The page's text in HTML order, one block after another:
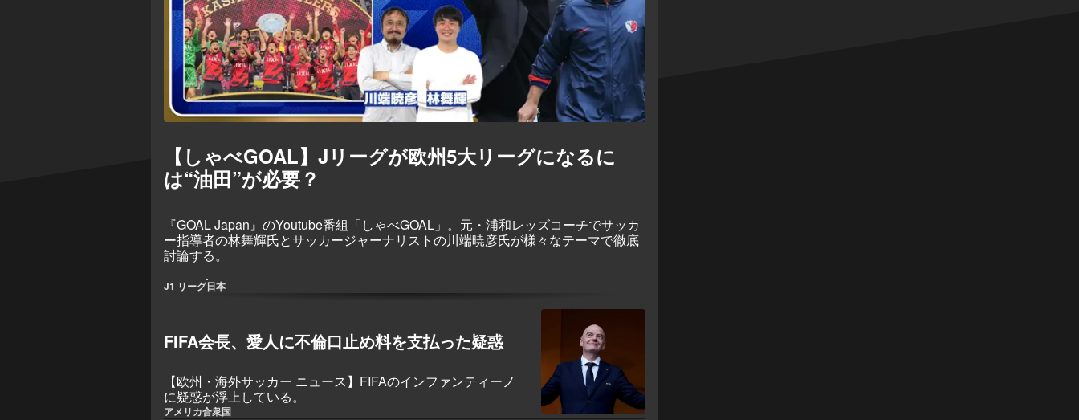
【しゃべGOAL】Jリーグが欧州5大リーグになるに
は“油田”が必要？
『GOAL Japan』のYoutube番組「しゃべGOAL」。元・浦和レッズコーチでサッカ
ー指導者の林舞輝氏とサッカージャーナリストの川端暁彦氏が様々なテーマで徹底
討論する。
J1 リーグ日本
FIFA会長、愛人に不倫口止め料を支払った疑惑
【欧州・海外サッカー ニュース】FIFAのインファンティーノ
に疑惑が浮上している。
アメリカ合衆国